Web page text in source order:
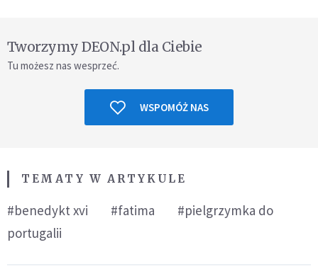
Tworzymy DEON.pl dla Ciebie
Tu możesz nas wesprzeć.
WSPOMÓŻ NAS
TEMATY W ARTYKULE
#benedykt xvi #fatima
#pielgrzymka do
portugalii